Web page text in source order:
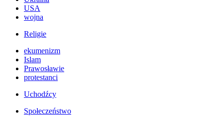
USA
wojna
Religie
ekumenizm
Islam
Prawosławie
protestanci
Uchodźcy
Społeczeństwo